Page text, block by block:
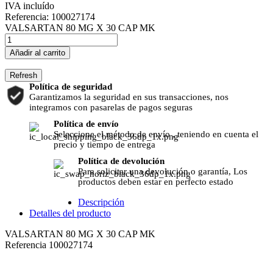
IVA incluído
Referencia: 100027174
VALSARTAN 80 MG X 30 CAP MK
Añadir al carrito
Política de seguridad
Garantizamos la seguridad en sus transacciones, nos
integramos con pasarelas de pagos seguras
Política de envío
Seleccione el método de envío , teniendo en cuenta el
precio y tiempo de entrega
Política de devolución
Para solicitar una devolución o garantía, Los
productos deben estar en perfecto estado
Descripción
Detalles del producto
VALSARTAN 80 MG X 30 CAP MK
Referencia 100027174